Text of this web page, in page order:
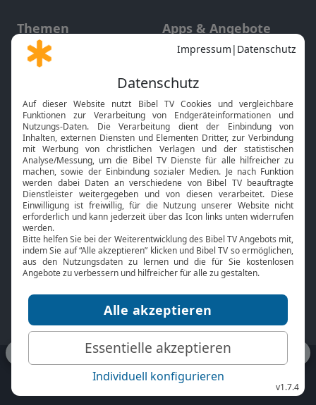
Themen
Gott und Bibel erklärt
Neuigkeiten
Apps & Angebote
Mobile App
Smart TV
HbbTV
Bibelthek Online-Bibel
Nächster Gottesdienst
Bibel TV
Über uns
Jobs
Mediadaten
Service
Kontakt
TV-Empfang
bibeltv.de: Impressum
Datenschutz
Nutzungsbedingungen
Fakten Bibel TV App